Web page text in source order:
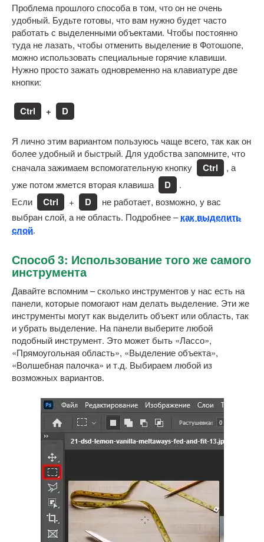
Проблема прошлого способа в том, что он не очень
удобный. Будьте готовы, что вам нужно будет часто
работать с выделенными объектами. Чтобы постоянно
туда не лазать, чтобы отменить выделение в Фотошопе,
можно использовать специальные горячие клавиши.
Нужно просто зажать одновременно на клавиатуре две
кнопки:
Ctrl + D
Я лично этим вариантом пользуюсь чаще всего, так как он
более удобный и быстрый. Для удобства запомните, что
сначала зажимаем вспомогательную кнопку
Ctrl
, а
уже потом жмется вторая клавиша
D
.
Если
Ctrl + D
не работает, возможно, у вас
выбран слой, а не область. Подробнее –как выделить
слой.
Способ 3: Использование того же самого
инструмента
Давайте вспомним – сколько инструментов у нас есть на
панели, которые помогают нам делать выделение. Эти же
инструменты могут как выделить объект или область, так
и убрать выделение. На панели выберите любой
подобный инструмент. Это может быть «Лассо»,
«Прямоугольная область», «Выделение объекта»,
«Волшебная палочка» и т.д. Выбираем любой из
возможных вариантов.